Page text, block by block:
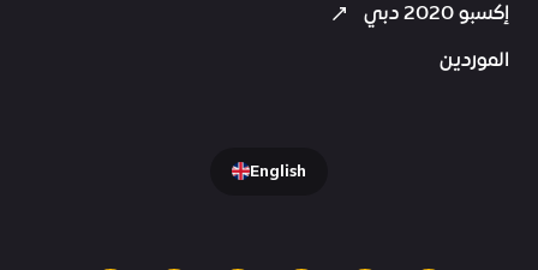
إكسبو 2020 دبي
الموردين
English